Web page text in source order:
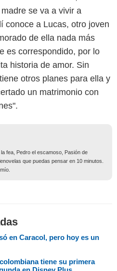
se va a vivir a
conoce a Lucas, otro joven
de ella nada más
es correspondido, por lo
historia de amor. Sin
otros planes para ella y
un matrimonio con
fea, Pedro el escamoso, Pasión de
que puedas pensar en 10 minutos.
en Caracol, pero hoy es un
tiene su primera